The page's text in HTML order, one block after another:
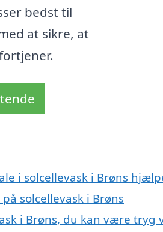
bedst til
at sikre, at
i solcellevask i Brøns
solcellevask i Brøns
i Brøns, du kan være tryg